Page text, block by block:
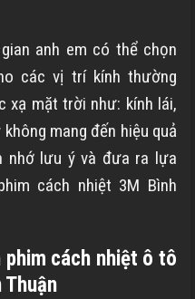
anh em có thể chọn
các vị trí kính thường
xạ mặt trời như: kính lái,
mang đến hiệu quả
nhớ lưu ý và đưa ra lựa
cách nhiệt 3M Bình
phim cách nhiệt ô tô
Thuận